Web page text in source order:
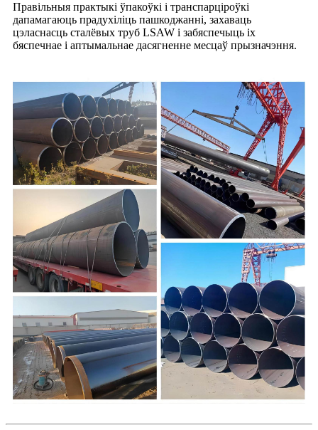
Правільныя практыкі ўпакоўкі і транспарціроўкі
дапамагаюць прадухіліць пашкоджанні, захаваць
цэласнасць сталёвых труб LSAW і забяспечыць іх
бяспечнае і аптымальнае дасягненне месцаў прызначэння.